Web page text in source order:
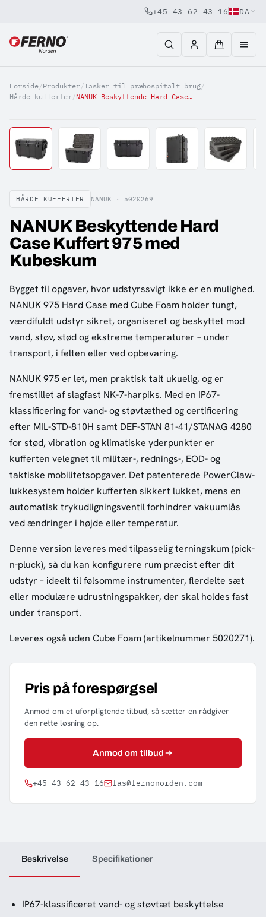
Jump to content
+45 43 62 43 16 DA
Forside/Produkter/Tasker til præhospitalt brug/
Hårde kufferter/ NANUK Beskyttende Hard Case Kuffert 975 med Kubeskum
HÅRDE KUFFERTER NANUK · 5020269
NANUK Beskyttende Hard
Case Kuffert 975 med
Kubeskum
Bygget til opgaver, hvor udstyrssvigt ikke er en mulighed.
NANUK 975 Hard Case med Cube Foam holder tungt,
værdifuldt udstyr sikret, organiseret og beskyttet mod
vand, støv, stød og ekstreme temperaturer – under
transport, i felten eller ved opbevaring.
NANUK 975 er let, men praktisk talt ukuelig, og er
fremstillet af slagfast NK-7-harpiks. Med en IP67-
klassificering for vand- og støvtæthed og certificering
efter MIL-STD-810H samt DEF-STAN 81-41/STANAG 4280
for stød, vibration og klimatiske yderpunkter er
kufferten velegnet til militær-, rednings-, EOD- og
taktiske mobilitetsopgaver. Det patenterede PowerClaw-
lukkesystem holder kufferten sikkert lukket, mens en
automatisk trykudligningsventil forhindrer vakuumlås
ved ændringer i højde eller temperatur.
Denne version leveres med tilpasselig terningskum (pick-
n-pluck), så du kan konfigurere rum præcist efter dit
udstyr – ideelt til følsomme instrumenter, flerdelte sæt
eller modulære udrustningspakker, der skal holdes fast
under transport.
Leveres også uden Cube Foam (artikelnummer 5020271).
Pris på forespørgsel
Anmod om et uforpligtende tilbud, så sætter en rådgiver
den rette løsning op.
Anmod om tilbud
+45 43 62 43 16 fas@fernonorden.com
Beskrivelse Specifikationer
IP67-klassificeret vand- og støvtæt beskyttelse